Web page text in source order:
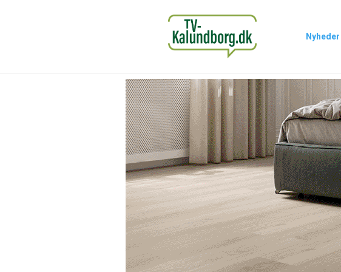
Nyheder